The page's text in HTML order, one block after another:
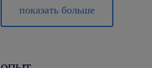
– nauczymy Cię wszystkiego!
показать больше